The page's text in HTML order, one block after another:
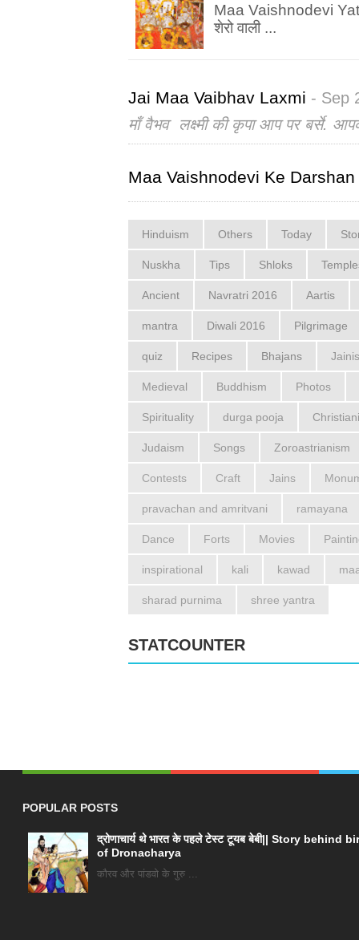
Maa Vaishnodevi
शेरो वाली ...
Jai Maa Vaibhav Laxmi - Sep
माँ वैभव लक्ष्मी की कृपा आप पर बर्से.
Maa Vaishnodevi Ke Darshan
Hinduism Others Today
Nuskha Tips Shloks
Ancient Navratri 2016 Aartis
mantra Diwali 2016 Pilgrimage
quiz Recipes Bhajans
Medieval Buddhism Photos
Spirituality durga pooja
Judaism Songs Zoroastrianism
Contests Craft Jains
pravachan and amritvani ramayana
Dance Forts Movies
inspirational kali kawad
sharad purnima shree yantra
STATCOUNTER
POPULAR POSTS
द्रोणाचार्य थे भारत के पहले टेस्ट टूयब बेबी|| Story behind
of Dronacharya
कौरव और पांडवो के गुरु ...